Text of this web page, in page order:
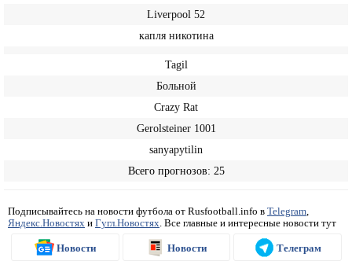
Liverpool 52
капля никотина
Tagil
Больной
Crazy Rat
Gerolsteiner 1001
sanyapytilin
Всего прогнозов: 25
Подписывайтесь на новости футбола от Rusfootball.info в Telegram
Яндекс.Новостях и Гугл.Новостях . Все главные и интересные новости тут
Новости Новости Телеграм